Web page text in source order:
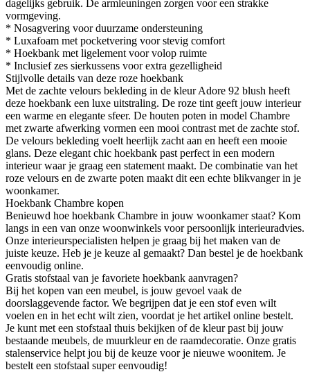
dagelijks gebruik. De armleuningen zorgen voor een strakke
vormgeving.
* Nosagvering voor duurzame ondersteuning
* Luxafoam met pocketvering voor stevig comfort
* Hoekbank met ligelement voor volop ruimte
* Inclusief zes sierkussens voor extra gezelligheid
Stijlvolle details van deze roze hoekbank
Met de zachte velours bekleding in de kleur Adore 92 blush heeft
deze hoekbank een luxe uitstraling. De roze tint geeft jouw interieur
een warme en elegante sfeer. De houten poten in model Chambre
met zwarte afwerking vormen een mooi contrast met de zachte stof.
De velours bekleding voelt heerlijk zacht aan en heeft een mooie
glans. Deze elegant chic hoekbank past perfect in een modern
interieur waar je graag een statement maakt. De combinatie van het
roze velours en de zwarte poten maakt dit een echte blikvanger in je
woonkamer.
Hoekbank Chambre kopen
Benieuwd hoe hoekbank Chambre in jouw woonkamer staat? Kom
langs in een van onze woonwinkels voor persoonlijk interieuradvies.
Onze interieurspecialisten helpen je graag bij het maken van de
juiste keuze. Heb je je keuze al gemaakt? Dan bestel je de hoekbank
eenvoudig online.
Gratis stofstaal van je favoriete hoekbank aanvragen?
Bij het kopen van een meubel, is jouw gevoel vaak de
doorslaggevende factor. We begrijpen dat je een stof even wilt
voelen en in het echt wilt zien, voordat je het artikel online bestelt.
Je kunt met een stofstaal thuis bekijken of de kleur past bij jouw
bestaande meubels, de muurkleur en de raamdecoratie. Onze gratis
stalenservice helpt jou bij de keuze voor je nieuwe woonitem. Je
bestelt een stofstaal super eenvoudig!